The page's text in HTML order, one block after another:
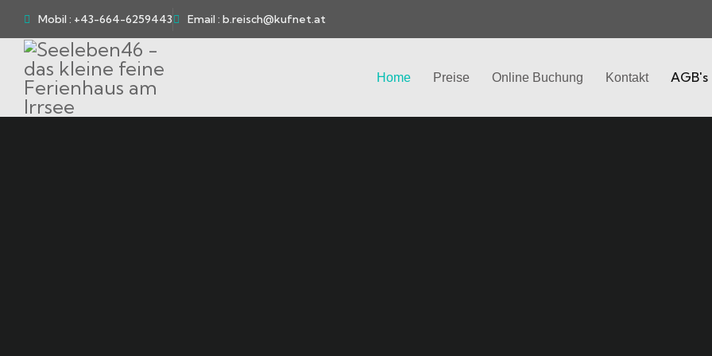
Mobil : +43-664-6259443 Email : b.reisch@kufnet.at
Home Preise Online Buchung Kontakt AGB's